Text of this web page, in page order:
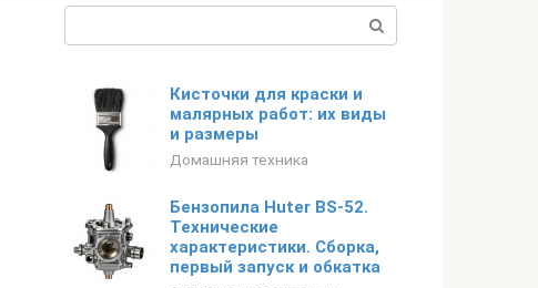
Кисточки для краски и
малярных работ: их виды
и размеры
Домашняя техника
Бензопила Huter BS-52.
Технические
характеристики. Сборка,
первый запуск и обкатка